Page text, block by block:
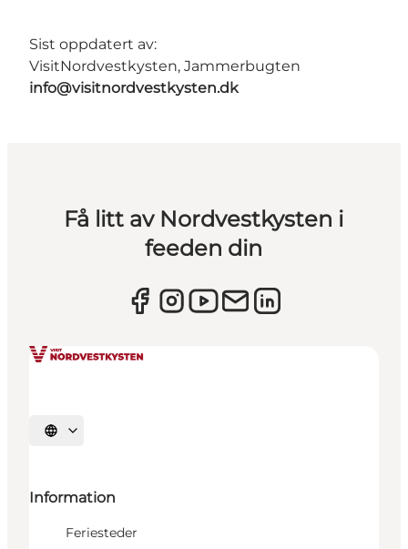
Sist oppdatert av:
VisitNordvestkysten, Jammerbugten
info@visitnordvestkysten.dk
Få litt av Nordvestkysten i
feeden din
Velg språk
Information
Feriesteder